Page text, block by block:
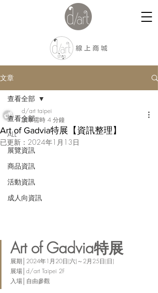
文章
查看全部
ALL
展覽資訊
商品資訊
活動資訊
成人向資訊
查看全部
Art of Gadvia特展【資訊整理】
d/art taipei
讀畢需時 4 分鐘
已更新： 2024年1月13日
Art of Gadvia特展
展期│2024年1月20日(六)～2月25日(日)
展場│d/art Taipei 2F
入場│自由參觀